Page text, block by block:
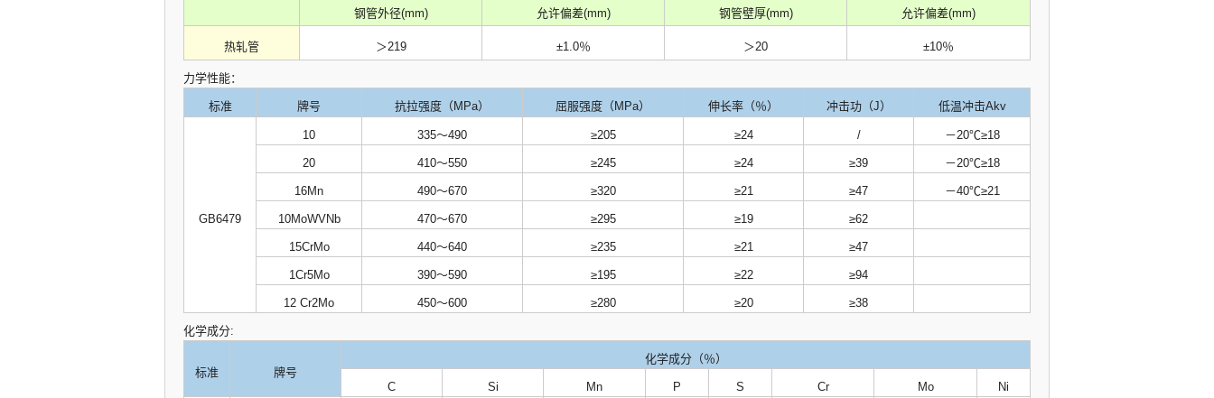
钢管外径(mm) 允许偏差(mm) 钢管壁厚(mm) 允许偏差(mm)
热轧管 ＞219 ±1.0％ ＞20 ±10％
力学性能：
标准 牌号 抗拉强度（MPa） 屈服强度（MPa） 伸长率（％） 冲击功（J） 低温冲击Akv
GB6479
10 335～490 ≥205 ≥24 / －20℃≥18
20 410～550 ≥245 ≥24 ≥39 －20℃≥18
16Mn 490～670 ≥320 ≥21 ≥47 －40℃≥21
10MoWVNb 470～670 ≥295 ≥19 ≥62
15CrMo 440～640 ≥235 ≥21 ≥47
1Cr5Mo 390～590 ≥195 ≥22 ≥94
12 Cr2Mo 450～600 ≥280 ≥20 ≥38
化学成分:
标准 牌号
化学成分（％）
C Si Mn P S Cr Mo Ni